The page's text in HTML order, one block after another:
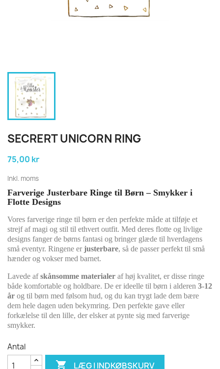
SECRERT UNICORN RING
75,00 kr
Inkl. moms
Farverige Justerbare Ringe til Børn – Smykker i
Flotte Designs
Vores farverige ringe til børn er den perfekte måde at tilføje et
strejf af magi og stil til ethvert outfit. Med deres flotte og livlige
designs fanger de børns fantasi og bringer glæde til hverdagens
små eventyr. Ringene er justerbare, så de passer perfekt til små
hænder og vokser med barnet.
Lavede af skånsomme materialer af høj kvalitet, er disse ringe
både komfortable og holdbare. De er ideelle til børn i alderen 3-12
år og til børn med følsom hud, og du kan trygt lade dem bære
dem hele dagen uden bekymring. Den perfekte gave eller
forkælelse til den lille, der elsker at pynte sig med farverige
smykker.
Antal
 LÆG I INDKØBSKURV